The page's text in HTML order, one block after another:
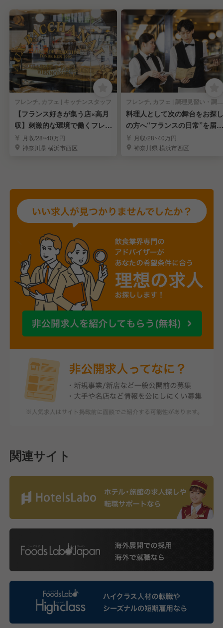
フレンチ, カフェ | キッチンスタッフ
【フランス好きが集う店×高月
収】刺激的な環境で働くフレン
チ料理人
月収/28~40万円
神奈川県 横浜市西区
フレンチ, カフェ | 調理見習い・調理補助
料理人として次の舞台をお探し
の方へ“フランスの日常”を届け
るお仕事
月収/28~40万円
神奈川県 横浜市西区
関連サイト